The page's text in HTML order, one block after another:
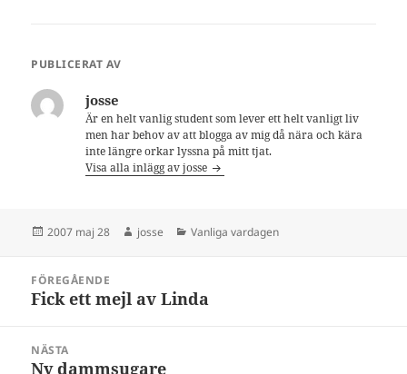
PUBLICERAT AV
josse
Är en helt vanlig student som lever ett helt vanligt liv
men har behov av att blogga av mig då nära och kära
inte längre orkar lyssna på mitt tjat.
Visa alla inlägg av josse
Postat
2007 maj 28 Författare
josse Kategorier
Vanliga vardagen
FÖREGÅENDE
Föregående
Fick ett mejl av Linda
NÄSTA
Nästa
Ny dammsugare